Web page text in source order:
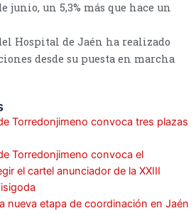
junio, un 5,3% más que hace un
Hospital de Jaén ha realizado
desde su puesta en marcha
Torredonjimeno convoca tres plazas
Torredonjimeno convoca el
el cartel anunciador de la XXIII
nueva etapa de coordinación en Jaén